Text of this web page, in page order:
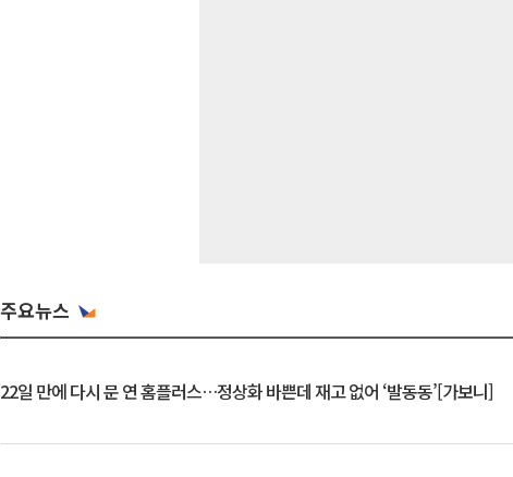
주요뉴스
22일 만에 다시 문 연 홈플러스…정상화 바쁜데 재고 없어 ‘발동동’[가보니]